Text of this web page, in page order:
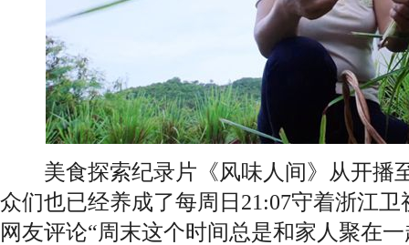
美食探索纪录片《风味人间》从开播
众们也已经养成了每周日21:07守着浙江
网友评论“周末这个时间总是和家人聚在